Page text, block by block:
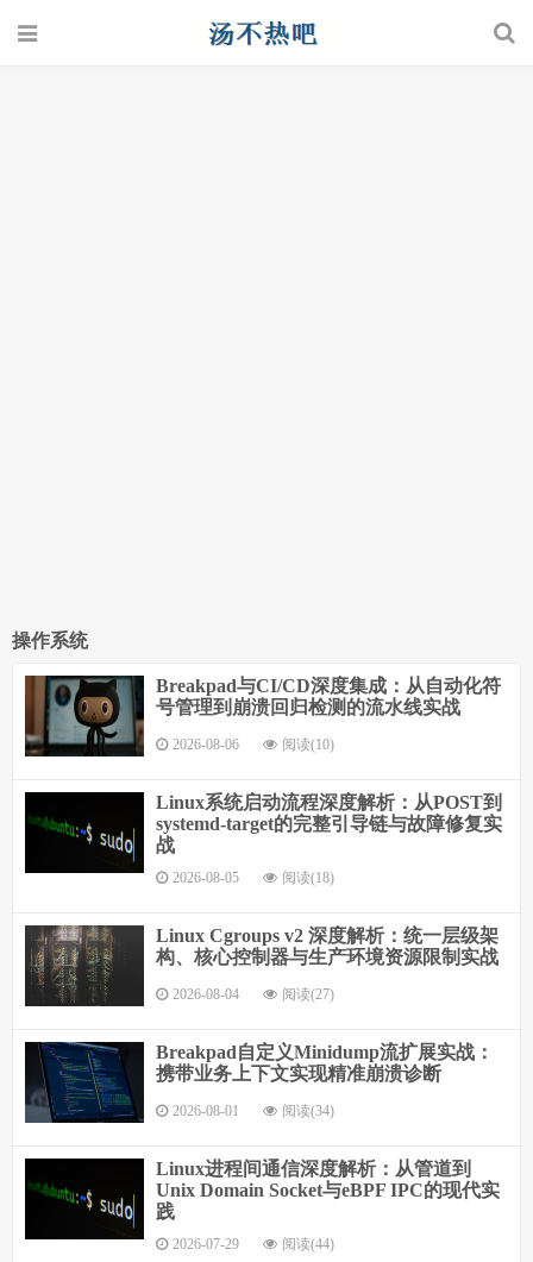
操作系统
Breakpad与CI/CD深度集成：从自动化符
号管理到崩溃回归检测的流水线实战
2026-08-06 阅读(10)
Linux系统启动流程深度解析：从POST到
systemd-target的完整引导链与故障修复实
战
2026-08-05 阅读(18)
Linux Cgroups v2 深度解析：统一层级架
构、核心控制器与生产环境资源限制实战
2026-08-04 阅读(27)
Breakpad自定义Minidump流扩展实战：
携带业务上下文实现精准崩溃诊断
2026-08-01 阅读(34)
Linux进程间通信深度解析：从管道到
Unix Domain Socket与eBPF IPC的现代实
践
2026-07-29 阅读(44)